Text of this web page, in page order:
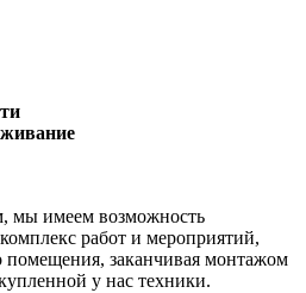
мы имеем возможность
работ и мероприятий,
помещения, заканчивая монтажом
у нас техники.